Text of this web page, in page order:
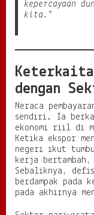
kepercayaan
kita.”
dengan
Neraca
sendiri. Ia
ekonomi riil di
Ketika ekspor
negeri ikut
kerja bertambah,
Sebaliknya,
berdampak pada
pada akhirnya